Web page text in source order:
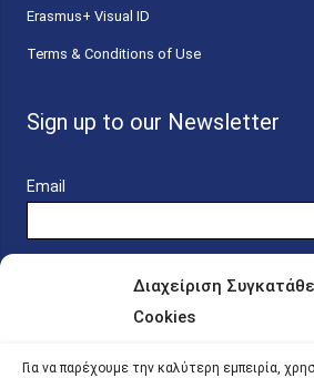
Διαχείριση
Cookies
Για να παρέχουμε την καλύτερη εμπειρία,
Erasmus+ Visual ID
Terms & Conditions of Use
Sign up to our Newsletter
Email
Online Platform for